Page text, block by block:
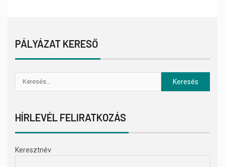
PÁLYÁZAT KERESŐ
HÍRLEVÉL FELIRATKOZÁS
Keresztnév